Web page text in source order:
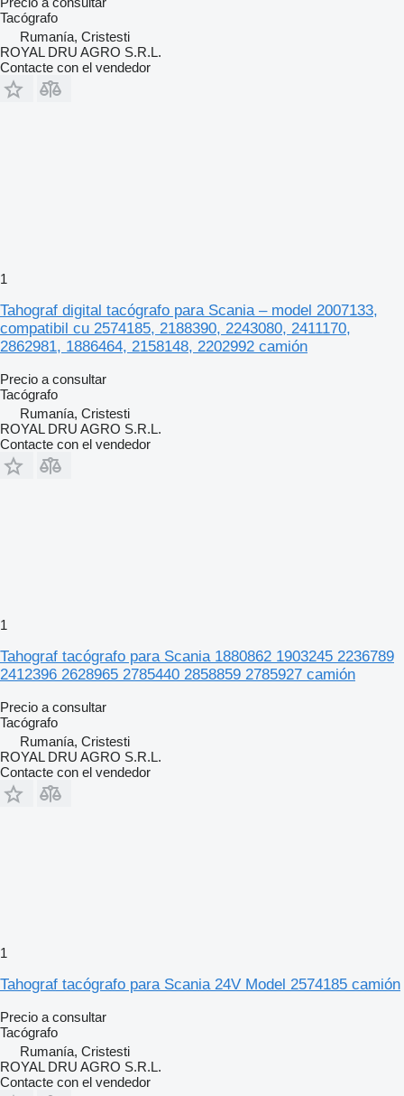
Tacógrafo
Rumanía, Cristesti
ROYAL DRU AGRO S.R.L.
Contacte con el vendedor
1
Tahograf digital tacógrafo para Scania – model 2007133,
compatibil cu 2574185, 2188390, 2243080, 2411170,
2862981, 1886464, 2158148, 2202992 camión
Precio a consultar
Tacógrafo
Rumanía, Cristesti
ROYAL DRU AGRO S.R.L.
Contacte con el vendedor
1
Tahograf tacógrafo para Scania 1880862 1903245 2236789
2412396 2628965 2785440 2858859 2785927 camión
Precio a consultar
Tacógrafo
Rumanía, Cristesti
ROYAL DRU AGRO S.R.L.
Contacte con el vendedor
1
Tahograf tacógrafo para Scania 24V Model 2574185 camión
Precio a consultar
Tacógrafo
Rumanía, Cristesti
ROYAL DRU AGRO S.R.L.
Contacte con el vendedor